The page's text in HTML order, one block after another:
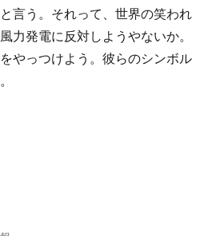
言う。それって、世界の笑われ
力発電に反対しようやないか。
やっつけよう。彼らのシンボル